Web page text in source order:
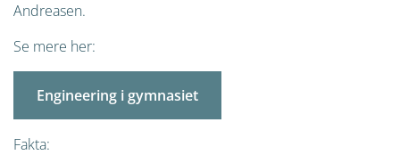
Andreasen.
Se mere her:
Engineering i gymnasiet
Fakta: